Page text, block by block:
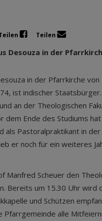
Teilen
Desouza in der
in der Pfarrkirche von
ist indischer
an der Theologischen
dem Ende des Studiums
als Pastoralpraktikant in
er noch für ein weiteres
Manfred Scheuer den
Bereits um 15.30 Uhr wird
und Schützen
Pfarrgemeinde alle